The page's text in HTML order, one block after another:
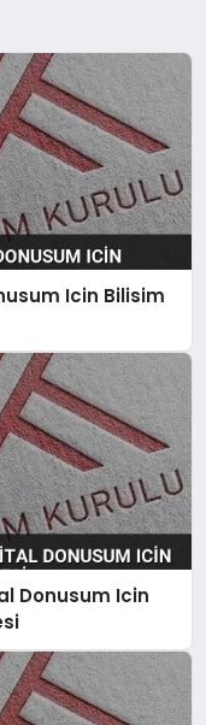
Icin Bilisim
Donusum Icin